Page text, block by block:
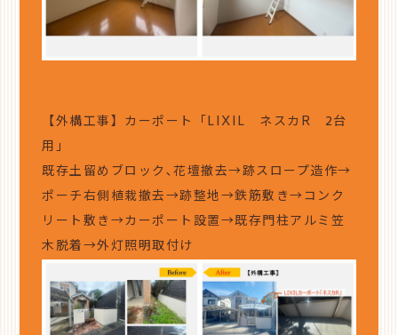
【外構工事】カーポート「LIXIL ネスカR 2台
用」
既存土留めブロック､花壇撤去→跡スロープ造作→
ポーチ右側植栽撤去→跡整地→鉄筋敷き→コンク
リート敷き→カーポート設置→既存門柱アルミ笠
木脱着→外灯照明取付け